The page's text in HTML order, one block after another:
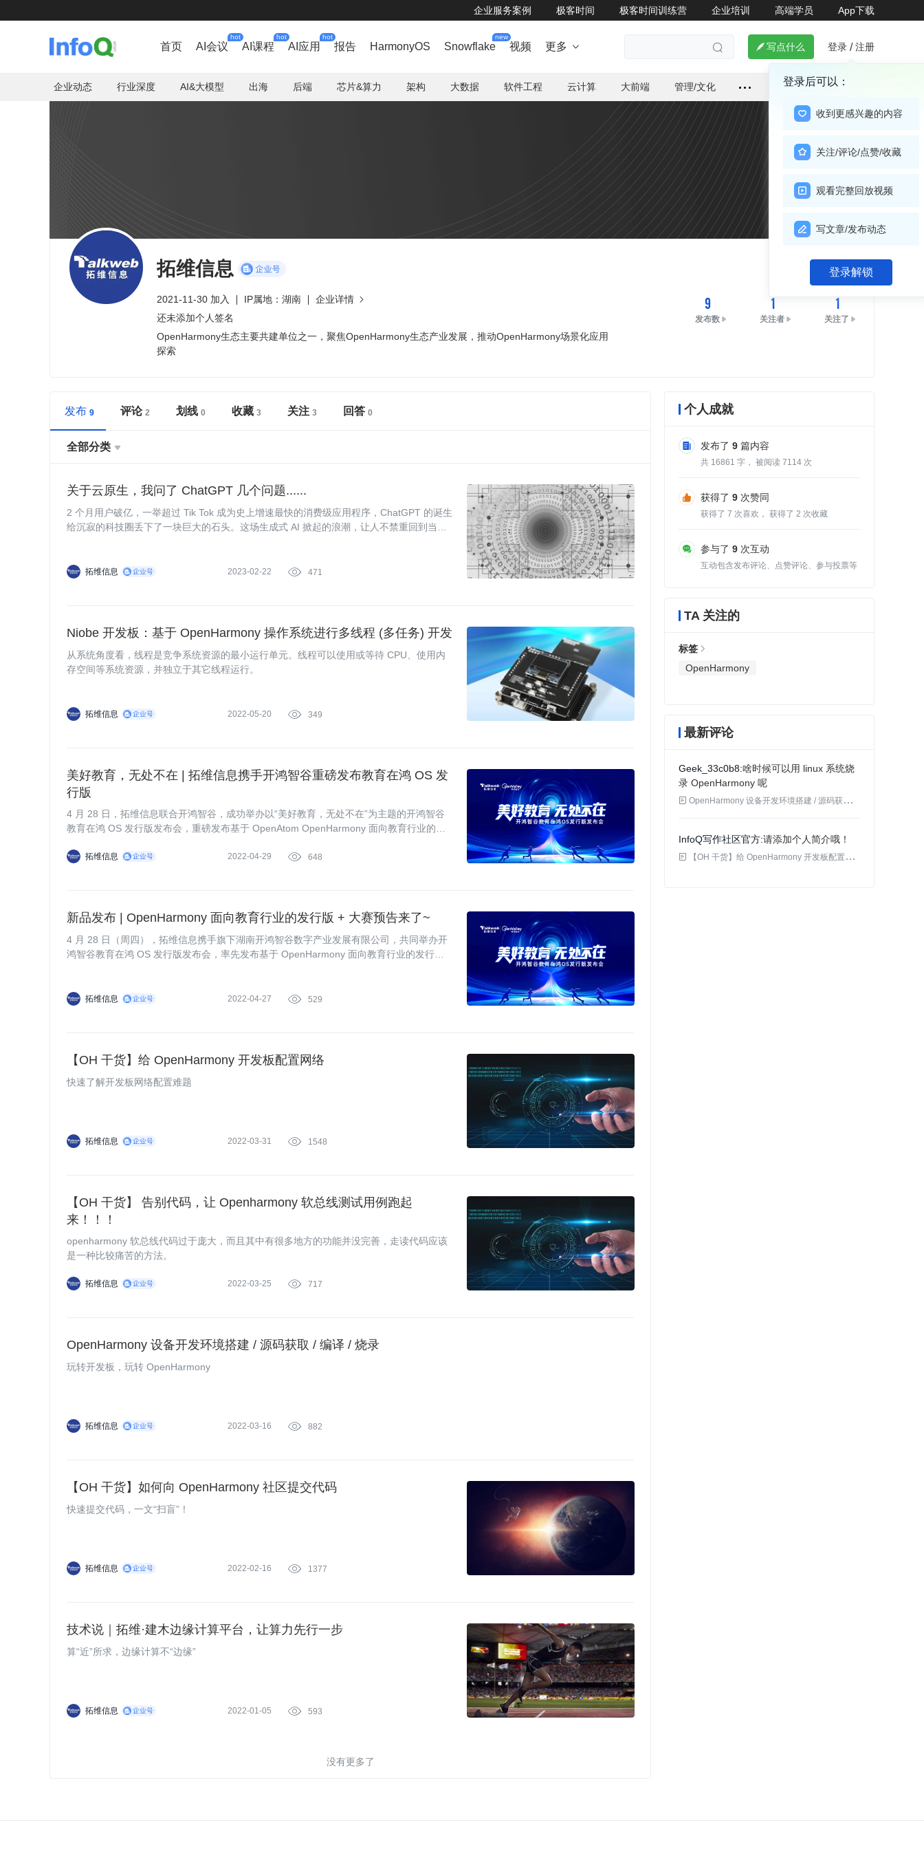
企业服务案例 极客时间 极客时间训练营 企业培训 高端学员 App下载
首页 AI会议
hot
AI课程
hot
AI应用
hot
报告 HarmonyOS Snowflake
new
视频 更多    写点什么 登录 / 注册
登录后可以：
收到更感兴趣的内容
关注/评论/点赞/收藏
观看完整回放视频
写文章/发布动态
登录解锁
企业动态 行业深度 AI&大模型 出海 后端 芯片&算力 架构 大数据 软件工程 云计算 大前端 管理/文化
拓维信息
2021-11-30 加入 IP属地：湖南 企业详情 
还未添加个人签名
OpenHarmony生态主要共建单位之一，聚焦OpenHarmony生态产业发展，推动OpenHarmony场景化应用
探索
关注
9
发布数
1
关注者
1
关注了
发布 评论 划线 收藏 关注 回答
全部分类 
关于云原生，我问了 ChatGPT 几个问题......
2 个月用户破亿，一举超过 Tik Tok 成为史上增速最快的消费级应用程序，ChatGPT 的诞生
给沉寂的科技圈丢下了一块巨大的石头。这场生成式 AI 掀起的浪潮，让人不禁重回到当年
拓维信息 2023-02-22  471
Niobe 开发板：基于 OpenHarmony 操作系统进行多线程 (多任务) 开发
从系统角度看，线程是竞争系统资源的最小运行单元。线程可以使用或等待 CPU、使用内
存空间等系统资源，并独立于其它线程运行。
拓维信息 2022-05-20  349
美好教育，无处不在 | 拓维信息携手开鸿智谷重磅发布教育在鸿 OS 发
行版
4 月 28 日，拓维信息联合开鸿智谷，成功举办以“美好教育，无处不在”为主题的开鸿智谷
教育在鸿 OS 发行版发布会，重磅发布基于 OpenAtom OpenHarmony 面向教育行业的发
解决方案。
拓维信息 2022-04-29  648
新品发布 | OpenHarmony 面向教育行业的发行版 + 大赛预告来了~
4 月 28 日（周四），拓维信息携手旗下湖南开鸿智谷数字产业发展有限公司，共同举办开
鸿智谷教育在鸿 OS 发行版发布会，率先发布基于 OpenHarmony 面向教育行业的发行版
拓维信息 2022-04-27  529
【OH 干货】给 OpenHarmony 开发板配置网络
快速了解开发板网络配置难题
拓维信息 2022-03-31  1548
【OH 干货】 告别代码，让 Openharmony 软总线测试用例跑起
来！！！
openharmony 软总线代码过于庞大，而且其中有很多地方的功能并没完善，走读代码应该
是一种比较痛苦的方法。
拓维信息 2022-03-25  717
OpenHarmony 设备开发环境搭建 / 源码获取 / 编译 / 烧录
玩转开发板，玩转 OpenHarmony
拓维信息 2022-03-16  882
【OH 干货】如何向 OpenHarmony 社区提交代码
快速提交代码，一文“扫盲”！
拓维信息 2022-02-16  1377
技术说｜拓维·建木边缘计算平台，让算力先行一步
算“近”所求，边缘计算不“边缘”
拓维信息 2022-01-05  593
没有更多了
个人成就
发布了 9 篇内容
共 16861 字， 被阅读 7114 次
获得了 9 次赞同
获得了 7 次喜欢， 获得了 2 次收藏
参与了 9 次互动
互动包含发布评论、点赞评论、参与投票等
TA 关注的
标签
OpenHarmony
最新评论
Geek_33c0b8 啥时候可以用 linux 系统烧
录 OpenHarmony 呢
 OpenHarmony 设备开发环境搭建 / 源码获取 / 编译 / 烧录
InfoQ写作社区官方 请添加个人简介哦！
 【OH 干货】给 OpenHarmony 开发板配置网络